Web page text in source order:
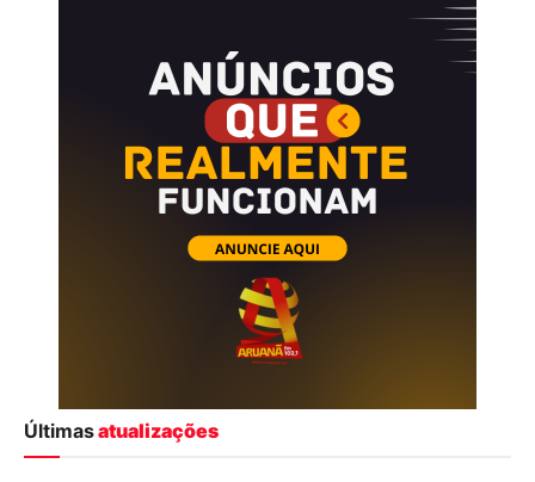
Últimasatualizações